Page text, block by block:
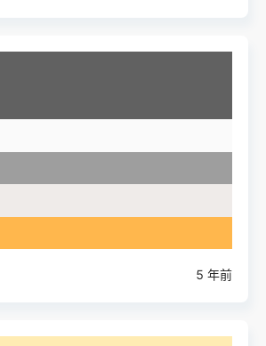
5 年前